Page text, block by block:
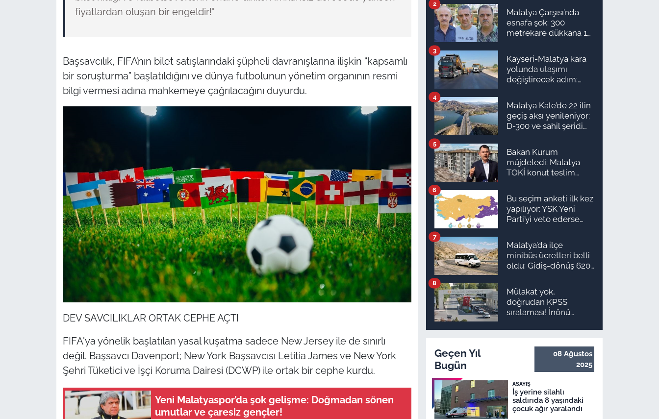
fiyatlardan oluşan bir engeldir!"
Başsavcılık, FIFA’nın bilet satışlarındaki şüpheli davranışlarına ilişkin “kapsamlı
bir soruşturma” başlatıldığını ve dünya futbolunun yönetim organının resmi
bilgi vermesi adına mahkemeye çağrılacağını duyurdu.
DEV SAVCILIKLAR ORTAK CEPHE AÇTI
FIFA'ya yönelik başlatılan yasal kuşatma sadece New Jersey ile de sınırlı
değil. Başsavcı Davenport; New York Başsavcısı Letitia James ve New York
Şehri Tüketici ve İşçi Koruma Dairesi (DCWP) ile ortak bir cephe kurdu.
Yeni Malatyaspor’da şok gelişme: Doğmadan sönen
umutlar ve çaresiz gençler!
Malatya Çarşısı’nda
esnafa şok: 300
metrekare dükkana 1
2
Kayseri-Malatya kara
yolunda ulaşımı
değiştirecek adım:
3
Malatya Kale’de 22 ilin
geçiş aksı yenileniyor:
D-300 ve sahil şeridi
4
Bakan Kurum
müjdeledi: Malatya
TOKİ konut teslim
ilçe ilçe teslimat
takvimi ve ödeme
planı
5
Bu seçim anketi ilk kez
yapılıyor: YSK Yeni
Parti’yi veto ederse
olur?
6
Malatya’da ilçe
minibüs ücretleri belli
oldu: Gidiş-dönüş 620
7
Mülakat yok,
doğrudan KPSS
sıralaması! İnönü
personel alım ilanı
8
Geçen Yıl
Bugün
08 Ağustos
2025
ASAYIŞ
İş yerine silahlı
saldırıda 8 yaşındaki
çocuk ağır yaralandı